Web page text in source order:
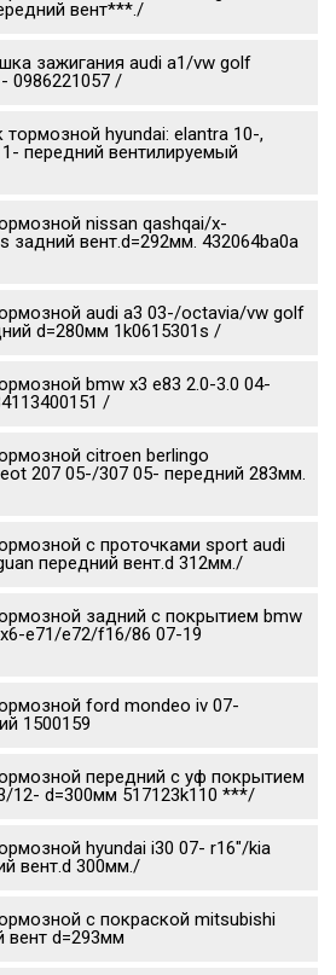
вент***./
зажигания audi a1/vw golf
0986221057 /
тормозной hyundai: elantra 10-,
передний вентилируемый
nissan qashqai/x-
задний вент.d=292мм. 432064ba0a
audi a3 03-/octavia/vw golf
d=280мм 1k0615301s /
bmw x3 e83 2.0-3.0 04-
/
citroen berlingo
207 05-/307 05- передний 283мм.
c проточками sport audi
передний вент.d 312мм./
задний с покрытием bmw
e71/e72/f16/86 07-19
ford mondeo iv 07-
1500159
передний с уф покрытием
12- d=300мм 517123k110 ***/
hyundai i30 07- r16"/kia
вент.d 300мм./
с покраской mitsubishi
вент d=293мм